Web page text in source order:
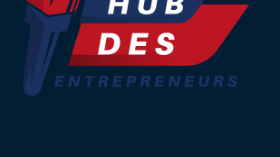
UNCATEGORIZED
Retraites : nouveau plaidoyer
de frein sur les ...
July 09, 2026